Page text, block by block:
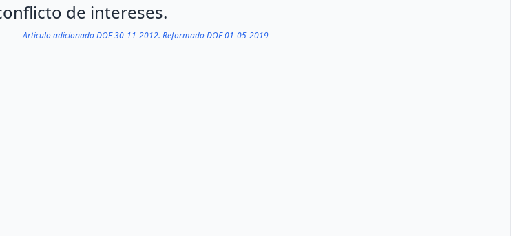
de intereses.
Artículo adicionado DOF 30-11-2012. Reformado DOF 01-05-2019